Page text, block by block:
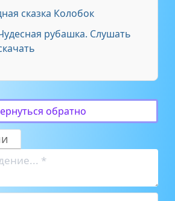
сказка Колобок
рубашка. Слушать
обратно